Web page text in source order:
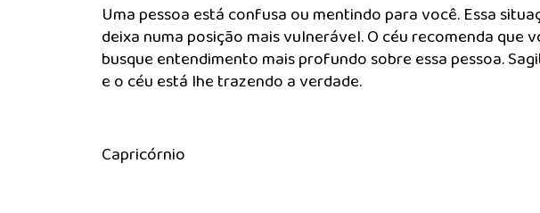
Uma pessoa está confusa ou mentindo para você. Essa
deixa numa posição mais vulnerável. O céu recomenda que
busque entendimento mais profundo sobre essa pessoa.
e o céu está lhe trazendo a verdade.
Capricórnio